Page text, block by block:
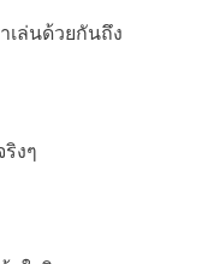
เล่นด้วยกันถึง
งๆ